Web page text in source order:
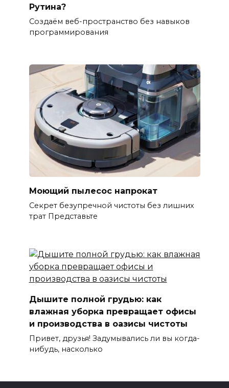
Рутина?
Создаём веб-пространство без навыков
программирования
Моющий пылесос напрокат
Секрет безупречной чистоты без лишних
трат Представьте
Дышите полной грудью: как
влажная уборка превращает офисы
и производства в оазисы чистоты
Привет, друзья! Задумывались ли вы когда-
нибудь, насколько